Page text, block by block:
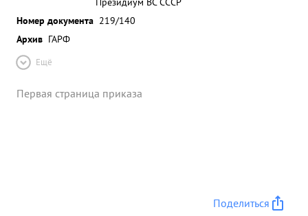
Номер документа 219/140
Архив ГАРФ
Ещё
Первая страница приказа
Поделиться